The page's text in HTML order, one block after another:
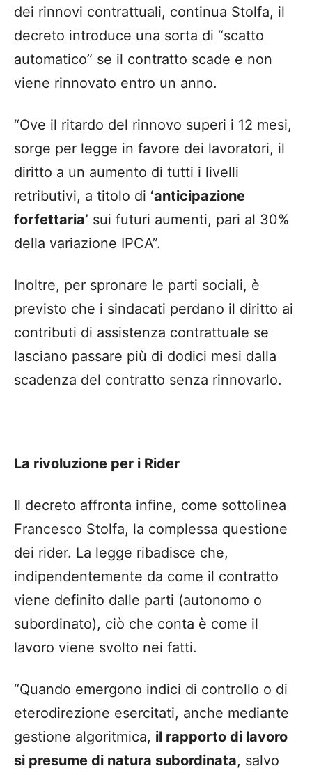
dei rinnovi contrattuali, continua Stolfa, il
decreto introduce una sorta di “scatto
automatico” se il contratto scade e non
viene rinnovato entro un anno.
“Ove il ritardo del rinnovo superi i 12 mesi,
sorge per legge in favore dei lavoratori, il
diritto a un aumento di tutti i livelli
retributivi, a titolo di ‘anticipazione
forfettaria’ sui futuri aumenti, pari al 30%
della variazione IPCA”.
Inoltre, per spronare le parti sociali, è
previsto che i sindacati perdano il diritto ai
contributi di assistenza contrattuale se
lasciano passare più di dodici mesi dalla
scadenza del contratto senza rinnovarlo.
La rivoluzione per i Rider
Il decreto affronta infine, come sottolinea
Francesco Stolfa, la complessa questione
dei rider. La legge ribadisce che,
indipendentemente da come il contratto
viene definito dalle parti (autonomo o
subordinato), ciò che conta è come il
lavoro viene svolto nei fatti.
“Quando emergono indici di controllo o di
eterodirezione esercitati, anche mediante
gestione algoritmica, il rapporto di lavoro
si presume di natura subordinata, salvo